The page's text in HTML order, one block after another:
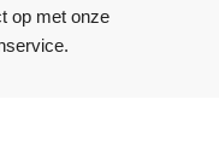
op met onze